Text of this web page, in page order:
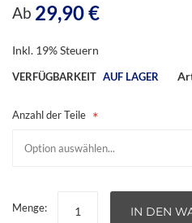
Ab 29,90 €
Inkl. 19% Steuern
VERFÜGBARKEIT AUF LAGER
Anzahl der Teile
Menge: IN DEN